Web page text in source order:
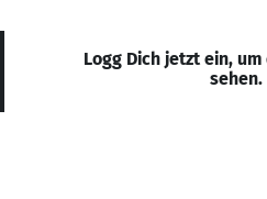
Logg Dich jetzt ein,
sehen.